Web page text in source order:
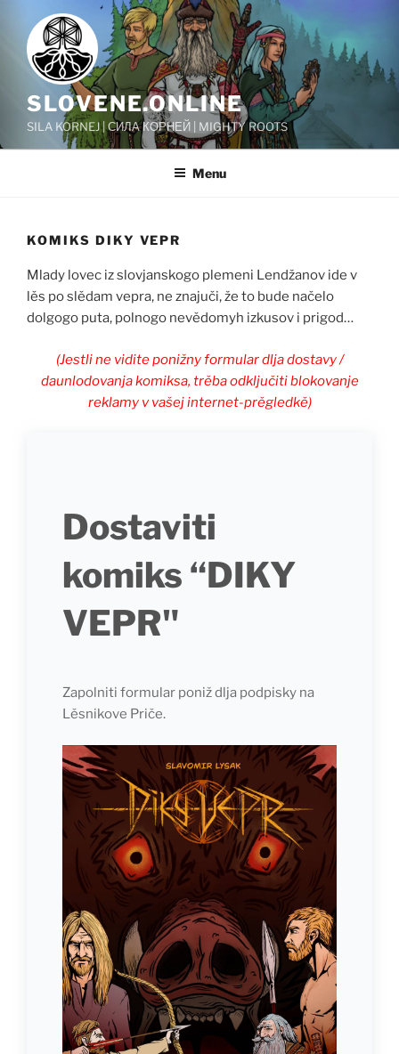
content
SLOVENE.ONLINE
SILA KORNEJ | СИЛА КОРНЕЙ | MIGHTY ROOTS
Menu
KOMIKS DIKY VEPR
Mlady lovec iz slovjanskogo plemeni Lendžanov ide v
lěs po slědam vepra, ne znajuči, že to bude načelo
dolgogo puta, polnogo nevědomyh izkusov i prigod…
(Jestli ne vidite ponižny formular dlja dostavy /
daunlodovanja komiksa, trěba odključiti blokovanje
reklamy v vašej internet-prěgledkě)
Dostaviti
komiks “DIKY
VEPR"
Zapolniti formular poniž dlja podpisky na
Lěsnikove Priče.